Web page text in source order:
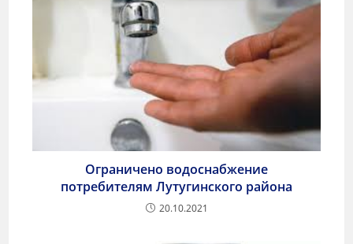
Ограничено водоснабжение
потребителям Лутугинского района
20.10.2021